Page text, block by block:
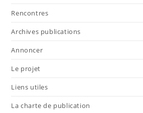
Rencontres
Archives publications
Annoncer
Le projet
Liens utiles
La charte de publication